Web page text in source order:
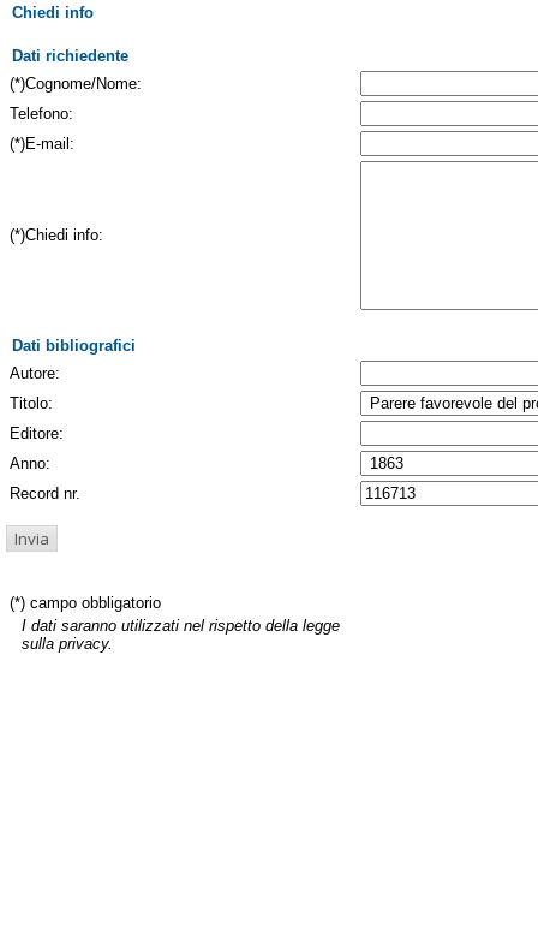
Chiedi info
Dati richiedente
(*)Cognome/Nome:
Telefono:
(*)E-mail:
(*)Chiedi info:
Dati bibliografici
Autore:
Titolo:
Editore:
Anno:
Record nr.
(*) campo obbligatorio
I dati saranno utilizzati nel rispetto della legge
sulla privacy.